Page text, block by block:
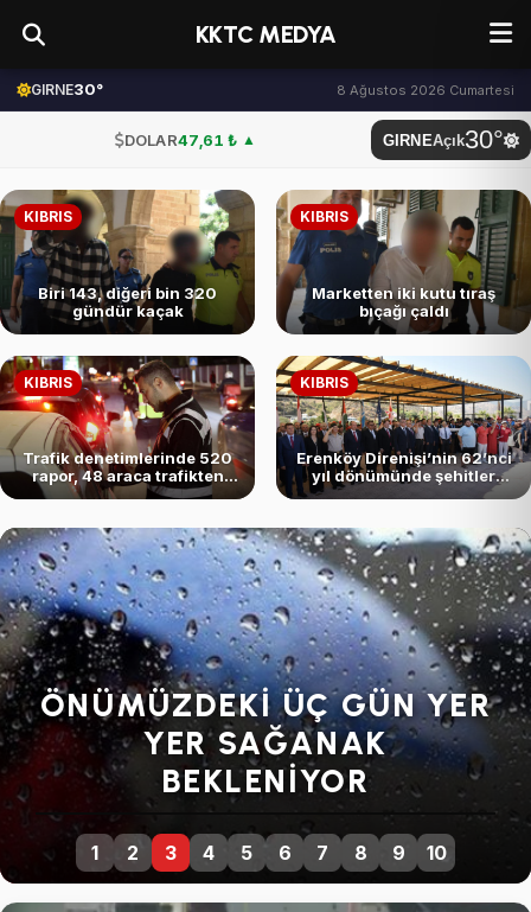
KKTC MEDYA
GIRNE30° 8 Ağustos 2026 Cumartesi
DOLAR47,61 ₺ ▲
EURO54,87 ₺ ▼
STERLİN64,12 ₺
G.ALTIN 6.613,20 ₺
BTC3.097.549,00 ₺
BİST101.729,00
DOLAR 47,61 ₺ ▲
GIRNEAçık30°
KIBRIS
Biri 143, diğeri bin 320
gündür kaçak
KIBRIS
Marketten iki kutu tıraş
bıçağı çaldı
KIBRIS
Trafik denetimlerinde 520
rapor, 48 araca trafikten
men, 3 tutuklu…
KIBRIS
Erenköy Direnişi’nin 62’nci
yıl dönümünde şehitler
SENDIKALARDAN GENEL
GREVE DEVAM KARARI
1 2 3 4 5 6 7 8 9 10